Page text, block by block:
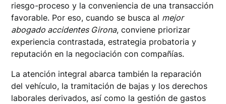
riesgo-proceso y la conveniencia de una transacción
favorable. Por eso, cuando se busca al mejor
abogado accidentes Girona, conviene priorizar
experiencia contrastada, estrategia probatoria y
reputación en la negociación con compañías.
La atención integral abarca también la reparación
del vehículo, la tramitación de bajas y los derechos
laborales derivados, así como la gestión de gastos